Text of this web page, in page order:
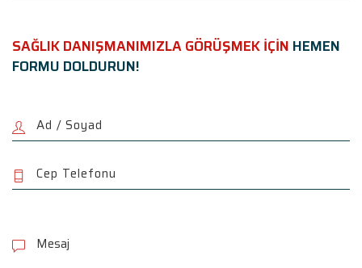
SAĞLIK DANIŞMANIMIZLA GÖRÜŞMEK İÇİN HEMEN
FORMU DOLDURUN!
l
e